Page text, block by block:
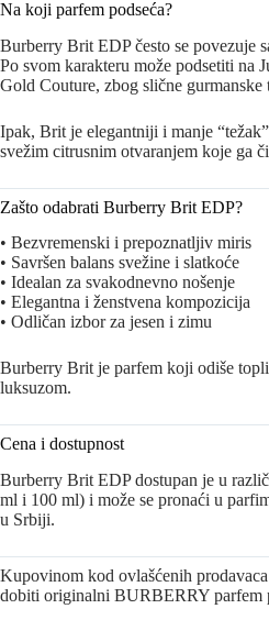
Na koji parfem podseća?
Burberry Brit EDP često se povezuje
Po svom karakteru može podsetiti na
Gold Couture, zbog slične
Ipak, Brit je elegantniji i manje
svežim citrusnim otvaranjem koje ga
Zašto odabrati Burberry Brit EDP?
• Bezvremenski i prepoznatljiv miris
• Savršen balans svežine i slatkoće
• Idealan za svakodnevno nošenje
• Elegantna i ženstvena kompozicija
• Odličan izbor za jesen i zimu
Burberry Brit je parfem koji odiše
luksuzom.
Cena i dostupnost
Burberry Brit EDP dostupan je u
ml i 100 ml) i može se pronaći u
u Srbiji.
Kupovinom kod ovlašćenih
dobiti originalni BURBERRY parfem